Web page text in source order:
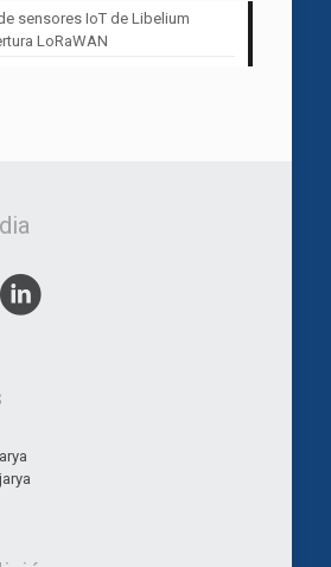
sensores IoT de Libelium
LoRaWAN